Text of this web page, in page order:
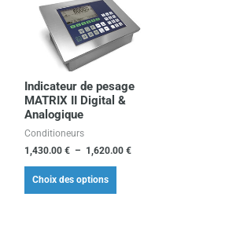
Indicateur de pesage
MATRIX II Digital &
Analogique
Conditioneurs
1,430.00 € – 1,620.00 €
1,430.00 €
à
Choix des options
produit
a
plusieurs
Les
options
être
choisies